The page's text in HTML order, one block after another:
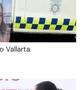
Vallarta